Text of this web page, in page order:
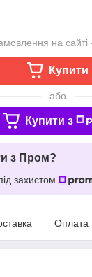
на
Купити
або
Купити з
з Пром?
захистом
Оплата